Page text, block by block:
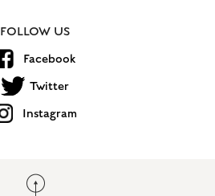
FOLLOW US
Facebook
Twitter
Instagram